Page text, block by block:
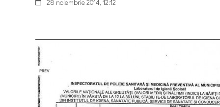
28 noiembrie 2014, 12:12